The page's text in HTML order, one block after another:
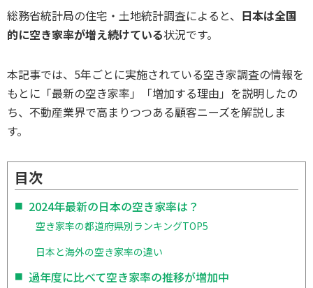
総務省統計局の住宅・土地統計調査によると、 日本は全国
的に空き家率が増え続けている状況です。
本記事では、5年ごとに実施されている空き家調査の情報を
もとに「最新の空き家率」「増加する理由」を説明したの
ち、不動産業界で高まりつつある顧客ニーズを解説しま
す。
目次
2024年最新の日本の空き家率は？
空き家率の都道府県別ランキングTOP5
日本と海外の空き家率の違い
過年度に比べて空き家率の推移が増加中